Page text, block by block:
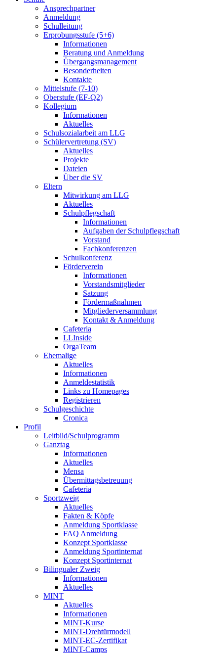
Ansprechpartner
Anmeldung
Schulleitung
Erprobungsstufe (5+6)
Informationen
Beratung und Anmeldung
Übergangsmanagement
Besonderheiten
Kontakte
Mittelstufe (7-10)
Oberstufe (EF-Q2)
Kollegium
Informationen
Aktuelles
Schulsozialarbeit am LLG
Schülervertretung (SV)
Aktuelles
Projekte
Dateien
Über die SV
Eltern
Mitwirkung am LLG
Aktuelles
Schulpflegschaft
Informationen
Aufgaben der Schulpflegschaft
Vorstand
Fachkonferenzen
Schulkonferenz
Förderverein
Informationen
Vorstandsmitglieder
Satzung
Fördermaßnahmen
Mitgliederversammlung
Kontakt & Anmeldung
Cafeteria
LLInside
OrgaTeam
Ehemalige
Aktuelles
Informationen
Anmeldestatistik
Links zu Homepages
Registrieren
Schulgeschichte
Cronica
Profil
Leitbild/Schulprogramm
Ganztag
Informationen
Aktuelles
Mensa
Übermittagsbetreuung
Cafeteria
Sportzweig
Aktuelles
Fakten & Köpfe
Anmeldung Sportklasse
FAQ Anmeldung
Konzept Sportklasse
Anmeldung Sportinternat
Konzept Sportinternat
Bilingualer Zweig
Informationen
Aktuelles
MINT
Aktuelles
Informationen
MINT-Kurse
MINT-Drehtürmodell
MINT-EC-Zertifikat
MINT-Camps